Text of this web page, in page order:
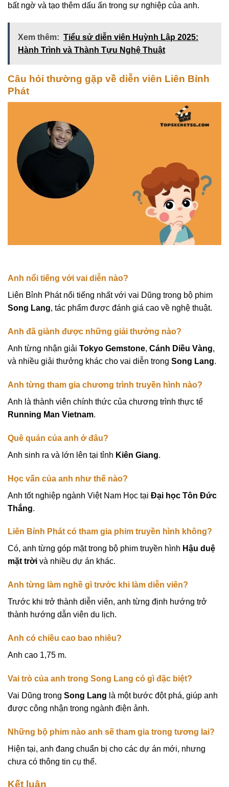
bất ngờ và tạo thêm dấu ấn trong sự nghiệp của anh.
Xem thêm: Tiểu sử diễn viên Huỳnh Lập 2025:
Hành Trình và Thành Tựu Nghệ Thuật
Câu hỏi thường gặp về diễn viên Liên Bỉnh
Phát
Anh nổi tiếng với vai diễn nào?
Liên Bỉnh Phát nổi tiếng nhất với vai Dũng trong bộ phim
Song Lang, tác phẩm được đánh giá cao về nghệ thuật.
Anh đã giành được những giải thưởng nào?
Anh từng nhận giải Tokyo Gemstone, Cánh Diều Vàng,
và nhiều giải thưởng khác cho vai diễn trong Song Lang.
Anh từng tham gia chương trình truyền hình nào?
Anh là thành viên chính thức của chương trình thực tế
Running Man Vietnam.
Quê quán của anh ở đâu?
Anh sinh ra và lớn lên tại tỉnh Kiên Giang.
Học vấn của anh như thế nào?
Anh tốt nghiệp ngành Việt Nam Học tại Đại học Tôn Đức
Thắng.
Liên Bỉnh Phát có tham gia phim truyền hình không?
Có, anh từng góp mặt trong bộ phim truyền hình Hậu duệ
mặt trời và nhiều dự án khác.
Anh từng làm nghề gì trước khi làm diễn viên?
Trước khi trở thành diễn viên, anh từng định hướng trở
thành hướng dẫn viên du lịch.
Anh có chiều cao bao nhiêu?
Anh cao 1,75 m.
Vai trò của anh trong Song Lang có gì đặc biệt?
Vai Dũng trong Song Lang là một bước đột phá, giúp anh
được công nhận trong ngành điện ảnh.
Những bộ phim nào anh sẽ tham gia trong tương lai?
Hiện tại, anh đang chuẩn bị cho các dự án mới, nhưng
chưa có thông tin cụ thể.
Kết luận